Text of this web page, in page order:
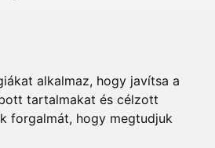
alkalmaz, hogy javítsa a
tartalmakat és célzott
forgalmát, hogy megtudjuk